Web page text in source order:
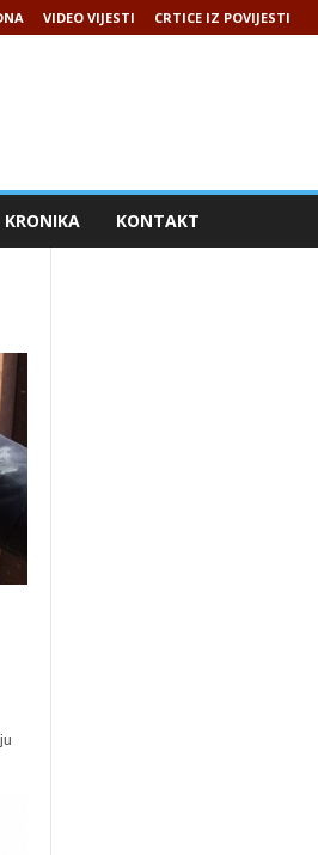
VIDEO VIJESTI CRTICE IZ POVIJESTI
KRONIKA KONTAKT